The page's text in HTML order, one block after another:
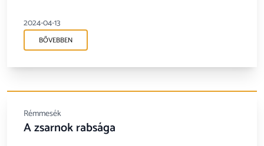
2024-04-13
BŐVEBBEN
Rémmesék
A zsarnok rabsága